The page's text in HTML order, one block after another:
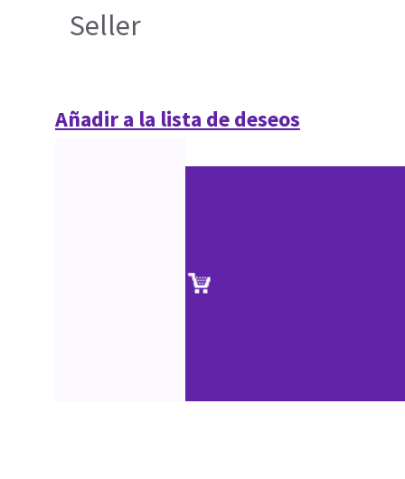
Seller
Añadir a la lista de deseos